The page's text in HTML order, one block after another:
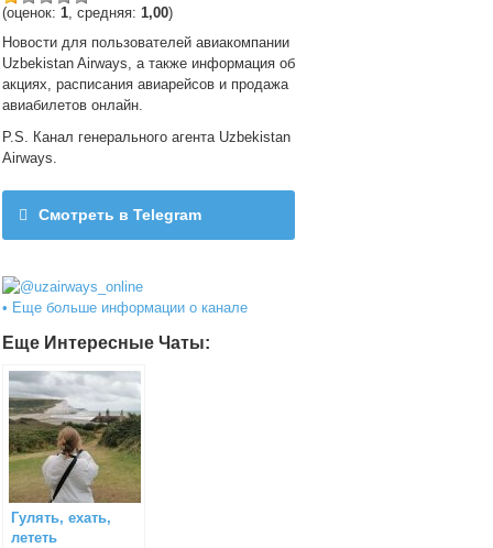
(оценок:1, средняя:1,00)
Новости для пользователей авиакомпании
Uzbekistan Airways, а также информация об
акциях, расписания авиарейсов и продажа
авиабилетов онлайн.
P.S. Канал генерального агента Uzbekistan
Airways.
Смотреть в Telegram
• Еще больше информации о канале
Еще Интересные Чаты:
Гулять, ехать,
лететь